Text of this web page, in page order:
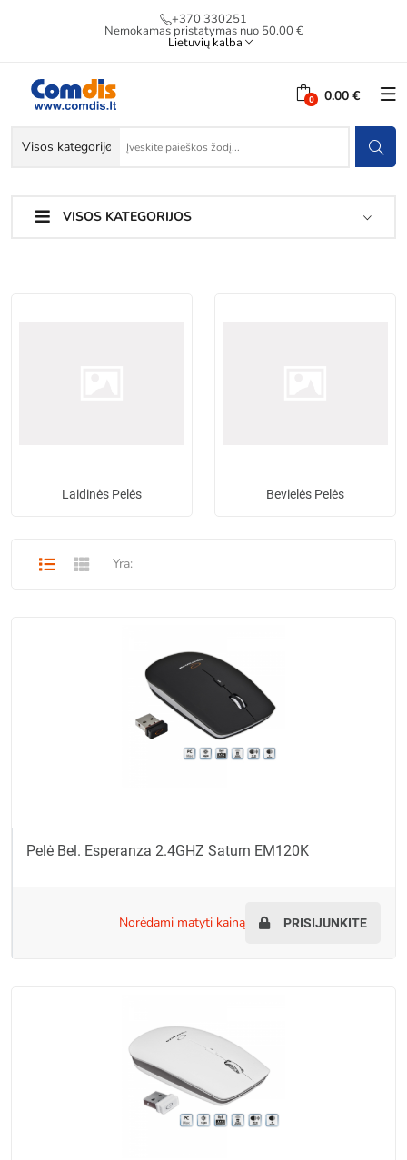
+370 330251
Nemokamas pristatymas nuo 50.00 €
Lietuvių kalba
0.00 €
VISOS KATEGORIJOS
Laidinės Pelės Bevielės Pelės
Yra:
Pelė Bel. Esperanza 2.4GHZ Saturn EM120K
norėdami matyti kainą PRISIJUNKITE